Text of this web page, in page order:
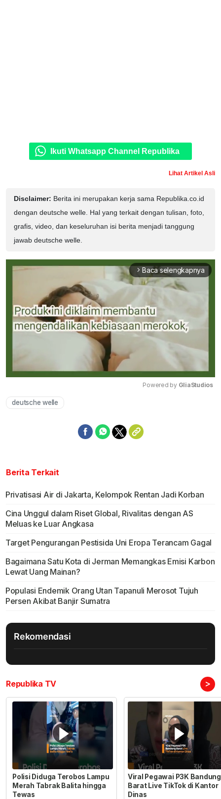
Ikuti Whatsapp Channel Republika
Lihat Artikel Asli
Disclaimer: Berita ini merupakan kerja sama Republika.co.id
dengan deutsche welle. Hal yang terkait dengan tulisan, foto,
grafis, video, dan keseluruhan isi berita menjadi tanggung
jawab deutsche welle.
arrow_forward_ios Baca selengkapnya
Powered by GliaStudios
deutsche welle
Berita Terkait
Privatisasi Air di Jakarta, Kelompok Rentan Jadi Korban
Cina Unggul dalam Riset Global, Rivalitas dengan AS
Meluas ke Luar Angkasa
Target Pengurangan Pestisida Uni Eropa Terancam Gagal
Bagaimana Satu Kota di Jerman Memangkas Emisi Karbon
Lewat Uang Mainan?
Populasi Endemik Orang Utan Tapanuli Merosot Tujuh
Persen Akibat Banjir Sumatra
Rekomendasi
Republika TV >
Polisi Diduga Terobos Lampu
Merah Tabrak Balita hingga
Tewas
Viral Pegawai P3K Bandung
Barat Live TikTok di Kantor
Dinas